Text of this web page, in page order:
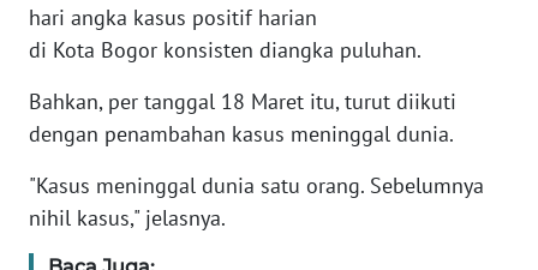
hari angka kasus positif harian
di Kota Bogor konsisten diangka puluhan.
Bahkan, per tanggal 18 Maret itu, turut diikuti
dengan penambahan kasus meninggal dunia.
"Kasus meninggal dunia satu orang. Sebelumnya
nihil kasus," jelasnya.
RIAU
WN
SERAMBI
WN